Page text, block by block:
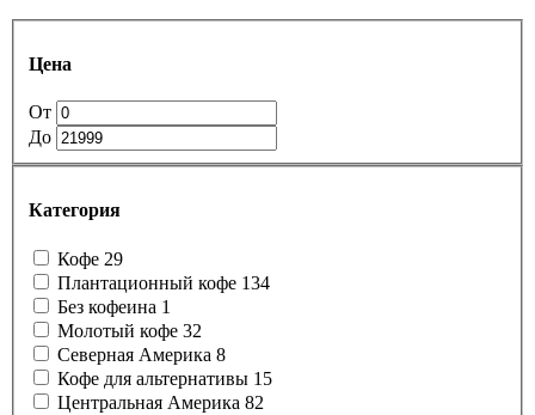
Цена
От
До
Категория
Кофе 29
Плантационный кофе 134
Без кофеина 1
Молотый кофе 32
Северная Америка 8
Кофе для альтернативы 15
Центральная Америка 82